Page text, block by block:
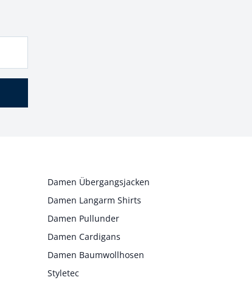
Damen Übergangsjacken
Damen Langarm Shirts
Damen Pullunder
Damen Cardigans
Damen Baumwollhosen
Styletec